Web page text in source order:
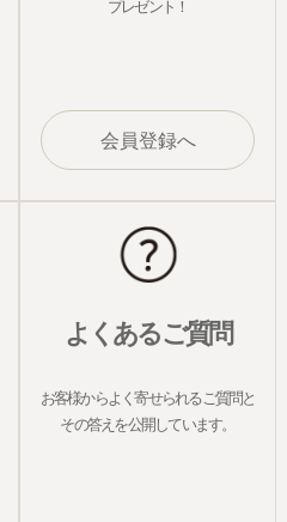
プレゼント！
会員登録へ
よくあるご質問
お客様からよく寄せられるご質問と
その答えを公開しています。